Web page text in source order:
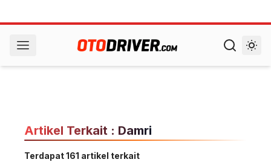
Artikel Terkait : Damri
Terdapat 161 artikel terkait